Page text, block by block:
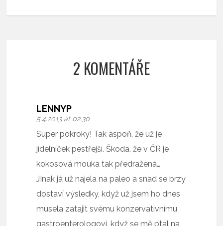
2 KOMENTÁŘE
LENNYP
5.4.2013 at 02:30
Super pokroky! Tak aspoň, že už je
jídelníček pestřejší. Škoda, že v ČR je
kokosová mouka tak předražená…
JInak já už najela na paleo a snad se brzy
dostaví výsledky, když už jsem ho dnes
musela zatajit svému konzervativnímu
gastroenterologovi, když se mě ptal na